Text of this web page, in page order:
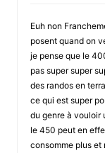
Euh non
posent quand on
je pense que le
pas super super
des randos en
ce qui est super
du genre à vouloir
le 450 peut en
consomme plus et